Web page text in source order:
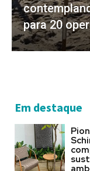
para 20
Em destaque